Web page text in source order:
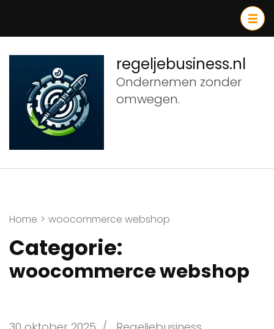
inhoud
(druk
Enter)
regeljebusiness.nl
Ondernemen zonder
omwegen.
Home > woocommerce webshop
Categorie:
woocommerce webshop